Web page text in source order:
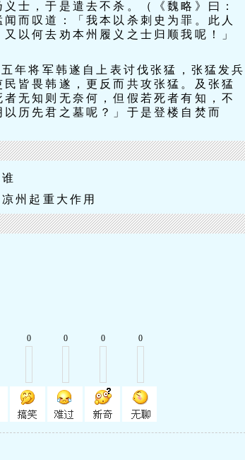
士，于是遣去不杀。（《魏略》曰：
而叹道：「我本以杀刺史为罪。此人
以何去劝本州履义之士归顺我呢！」
年将军韩遂自上表讨伐张猛，张猛发兵
皆畏韩遂，更反而共攻张猛。及张猛
无知则无奈何，但假若死者有知，不
历先君之墓呢？」于是登楼自焚而
州起重大作用
0 0 0 0